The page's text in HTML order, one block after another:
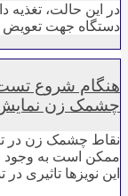
در این حالت، تغذیه
دستگاه جهت
هنگام شروع
چشمک زن نمایش
نقاط چشمک زن در
ممکن است به وجود
این نویزها تاثیری